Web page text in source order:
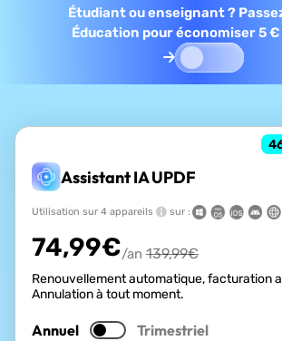
Étudiant ou enseignant ?
Éducation pour économiser 5 €
Assistant IA UPDF
Utilisation sur 4 appareils sur :
74,99€/an 139,99€
Renouvellement automatique, facturation
Annulation à tout moment.
Annuel Trimestriel